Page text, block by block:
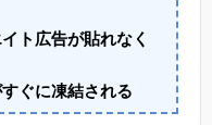
ト広告が貼れなく
ぐに凍結される